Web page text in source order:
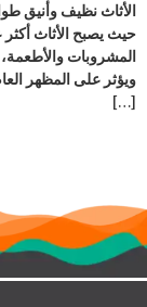
الأثاث نظيف وأنيق
حيث يصبح الأثاث
المشروبات
ويؤثر على المظهر
[…]